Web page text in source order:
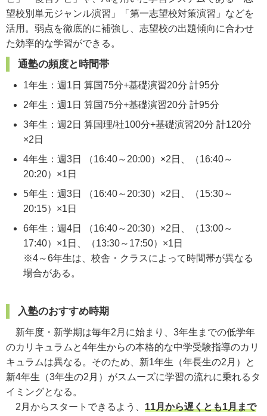
望校別単元ジャンル演習」「第一志望校対策演習」などを
活用。弱点を徹底的に補強し、志望校の出題傾向に合わせ
た効率的な学習ができる。
通塾の頻度と時間帯
1年生：週1日 算国75分+基礎演習20分 計95分
2年生：週1日 算国75分+基礎演習20分 計95分
3年生：週2日 算国理/社100分+基礎演習20分 計120分
×2日
4年生：週3日 （16:40～20:00）×2日、（16:40～
20:20）×1日
5年生：週3日 （16:40～20:30）×2日、（15:30～
20:15）×1日
6年生：週4日 （16:40～20:30）×2日、（13:00～
17:40）×1日、（13:30～17:50）×1日
※4～6年生は、校舎・クラスによって時間帯が異なる
場合がある。
入塾のおすすめ時期
新年度・新学期は毎年2月に始まり、3年生までの低学年
のカリキュラムと4年生からの本格的な中学受験指導のカリ
キュラムは異なる。そのため、新1年生（年長生の2月）と
新4年生（3年生の2月）がスムーズに学習の流れに乗れるタ
イミングとなる。
2月からスタートできるよう、 11月から遅くとも1月まで